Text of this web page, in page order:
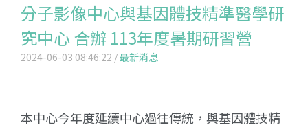
分子影像中心與基因體技精準醫學研
究中心 合辦 113年度暑期研習營
2024-06-03 08:46:22 /最新消息
本中心今年度延續中心過往傳統，與基因體技精